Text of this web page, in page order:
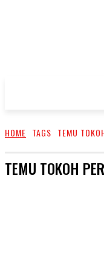
HOME TAGS TEMU
TEMU TOKOH